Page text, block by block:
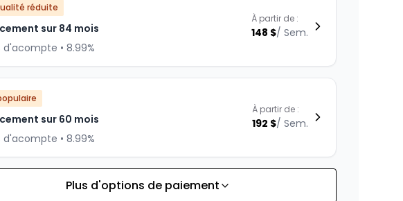
réduite
sur 84 mois
d'acompte • 8.99%
À partir de :
148 $/ Sem.
sur 60 mois
d'acompte • 8.99%
À partir de :
192 $/ Sem.
sur 72 moisPlus d'options de paiement